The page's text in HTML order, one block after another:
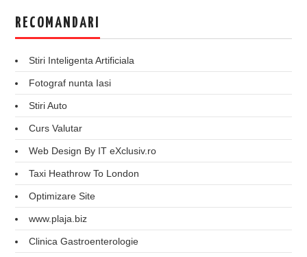
RECOMANDARI
Stiri Inteligenta Artificiala
Fotograf nunta Iasi
Stiri Auto
Curs Valutar
Web Design By IT eXclusiv.ro
Taxi Heathrow To London
Optimizare Site
www.plaja.biz
Clinica Gastroenterologie